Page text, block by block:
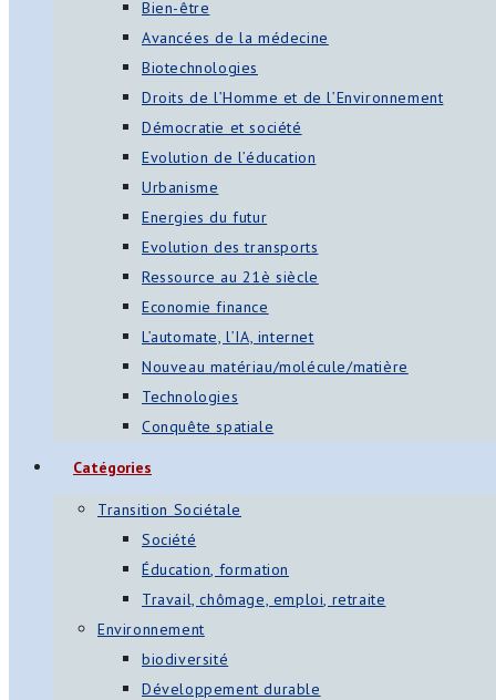
Bien-être
Avancées de la médecine
Biotechnologies
Droits de l’Homme et de l’Environnement
Démocratie et société
Evolution de l’éducation
Urbanisme
Energies du futur
Evolution des transports
Ressource au 21è siècle
Economie finance
L’automate, l’IA, internet
Nouveau matériau/molécule/matière
Technologies
Conquête spatiale
Catégories
Transition Sociétale
Société
Éducation, formation
Travail, chômage, emploi, retraite
Environnement
biodiversité
Développement durable